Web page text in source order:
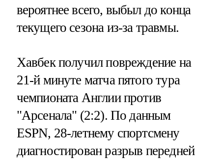
вероятнее всего, выбыл до конца
текущего сезона из-за травмы.
Хавбек получил повреждение на
21-й минуте матча пятого тура
чемпионата Англии против
"Арсенала" (2:2). По данным
ESPN, 28-летнему спортсмену
диагностирован разрыв передней